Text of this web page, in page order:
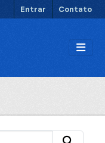
Entrar Contato